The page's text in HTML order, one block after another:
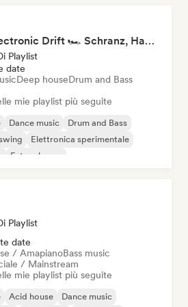
Tokyo Electronic Drift 🏎️ Schranz, Hard Techno & Anime EDM
Playlist
date
Deep houseDrum and Bass
mie playlist più seguite
Dance music
Drum and Bass
Elettronica sperimentale
Future house
Playlist
date
/ AmapianoBass music
/ Mainstream
mie playlist più seguite
Acid house
Dance music